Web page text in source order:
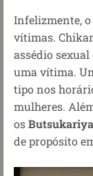
Infelizmente, o
vítimas.
assédio
uma vítima.
tipo nos
mulheres.
osButsukariya
de propósito